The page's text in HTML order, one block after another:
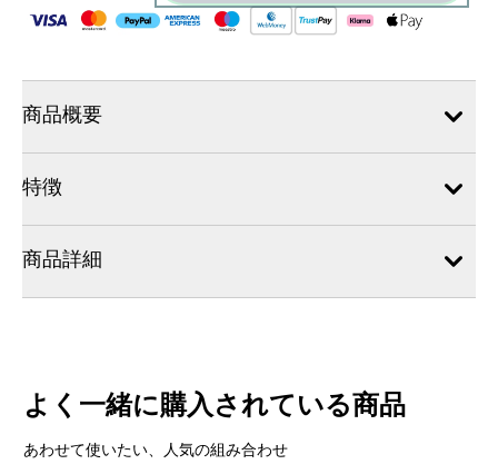
商品概要
特徴
商品詳細
よく一緒に購入されている商品
あわせて使いたい、人気の組み合わせ